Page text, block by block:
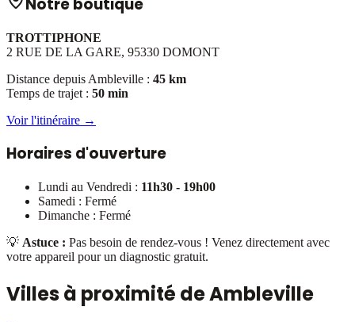
TROTTIPHONE
2 RUE DE LA GARE, 95330 DOMONT
Distance depuis Ambleville : 45 km
Temps de trajet : 50 min
Voir l'itinéraire →
Horaires d'ouverture
Lundi au Vendredi : 11h30 - 19h00
Samedi : Fermé
Dimanche : Fermé
💡 Astuce : Pas besoin de rendez-vous ! Venez directement avec
votre appareil pour un diagnostic gratuit.
Villes à proximité deAmbleville